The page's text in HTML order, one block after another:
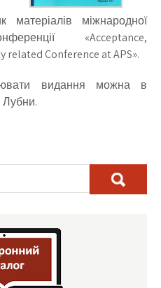
матеріалів міжнародної
«Acceptance,
Conference at APS».
видання можна в
Лубни.